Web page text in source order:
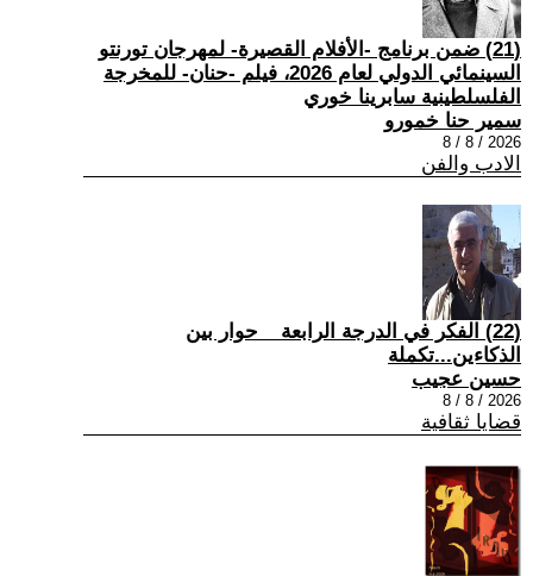
(21) ضمن برنامج -الأفلام القصيرة- لمهرجان تورنتو
السينمائي الدولي لعام 2026، فيلم -حنان- للمخرجة
الفلسلطينية سابرينا خوري
سمير حنا خمورو
2026 / 8 / 8
الادب والفن
(22) الفكر في الدرجة الرابعة _ حوار بين
الذكاءين...تكملة
حسين عجيب
2026 / 8 / 8
قضايا ثقافية